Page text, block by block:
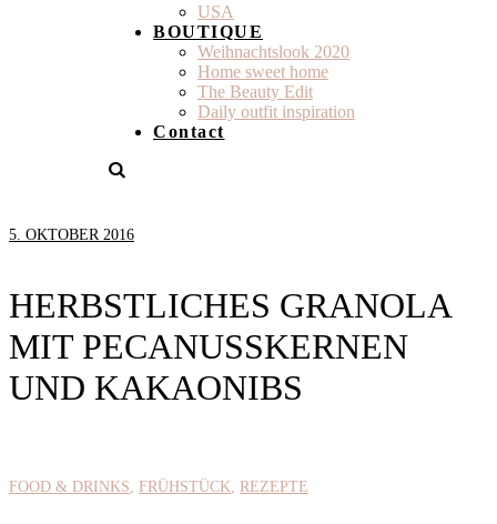
USA
BOUTIQUE
Weihnachtslook 2020
Home sweet home
The Beauty Edit
Daily outfit inspiration
Contact
5. OKTOBER 2016
HERBSTLICHES GRANOLA
MIT PECANUSSKERNEN
UND KAKAONIBS
FOOD & DRINKS FRÜHSTÜCK REZEPTE